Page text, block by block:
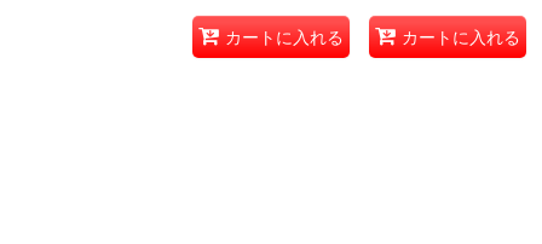
カートに入れる カートに入れる